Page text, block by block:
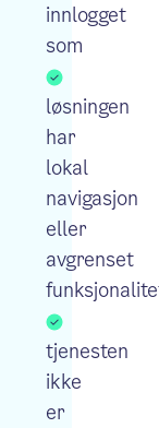
innlogget
som
løsningen
har
lokal
navigasjon
eller
avgrenset
tjenesten
ikke
er